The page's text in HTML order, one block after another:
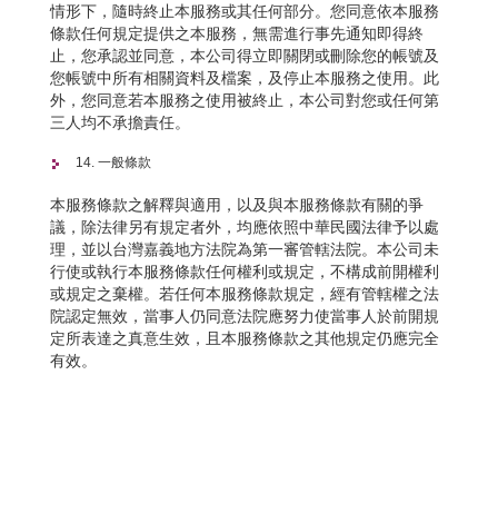
情形下，隨時終止本服務或其任何部分。您同意依本服務
條款任何規定提供之本服務，無需進行事先通知即得終
止，您承認並同意，本公司得立即關閉或刪除您的帳號及
您帳號中所有相關資料及檔案，及停止本服務之使用。此
外，您同意若本服務之使用被終止，本公司對您或任何第
三人均不承擔責任。
14. 一般條款
本服務條款之解釋與適用，以及與本服務條款有關的爭
議，除法律另有規定者外，均應依照中華民國法律予以處
理，並以台灣嘉義地方法院為第一審管轄法院。本公司未
行使或執行本服務條款任何權利或規定，不構成前開權利
或規定之棄權。若任何本服務條款規定，經有管轄權之法
院認定無效，當事人仍同意法院應努力使當事人於前開規
定所表達之真意生效，且本服務條款之其他規定仍應完全
有效。